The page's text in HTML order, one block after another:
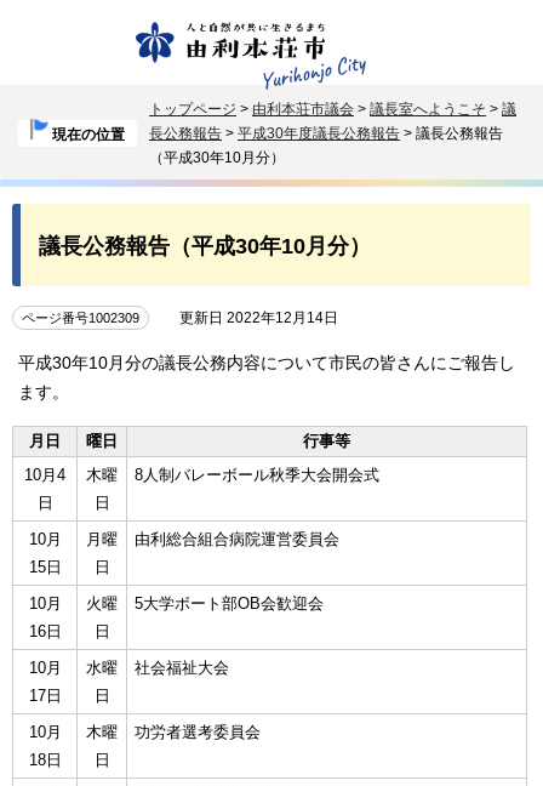
現在の位置
トップページ > 由利本荘市議会 > 議長室へようこそ > 議
長公務報告 > 平成30年度議長公務報告 > 議長公務報告
（平成30年10月分）
議長公務報告（平成30年10月分）
ページ番号1002309 更新日 2022年12月14日
平成30年10月分の議長公務内容について市民の皆さんにご報告し
ます。
月日 曜日
行事等
10月4
日
木曜
日
8人制バレーボール秋季大会開会式
10月
15日
月曜
日
由利総合組合病院運営委員会
10月
16日
火曜
日
5大学ボート部OB会歓迎会
10月
17日
水曜
日
社会福祉大会
10月
18日
木曜
日
功労者選考委員会